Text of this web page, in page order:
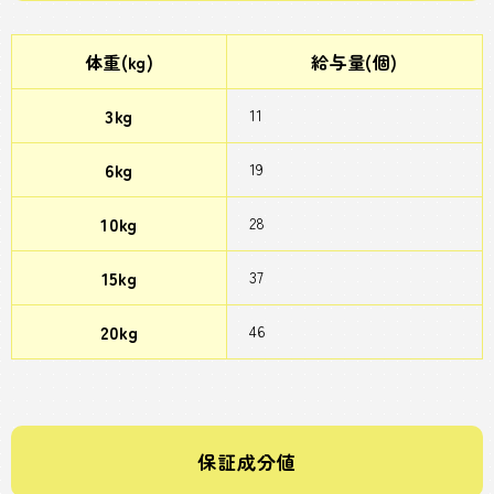
体重(kg) 給与量(個)
3kg 11
6kg 19
10kg 28
15kg 37
20kg 46
保証成分値